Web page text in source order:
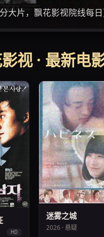
追踪，飘花影视带你追剧
视 · 最新电
HD
迷雾之城
2026 · 悬疑